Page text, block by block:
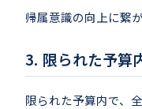
帰属意識の向上に繋
限られた予算
限られた予算内で、